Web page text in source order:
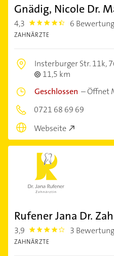
Gnädig, Nicole Dr.
4,3 4.3 6
ZAHNÄRZTE
Insterburger Str. 11k,
11,5 km
Geschlossen –Öffnet
0721 68 69 69
Webseite
Rufener Jana Dr.
3,9 3.9 3
ZAHNÄRZTE